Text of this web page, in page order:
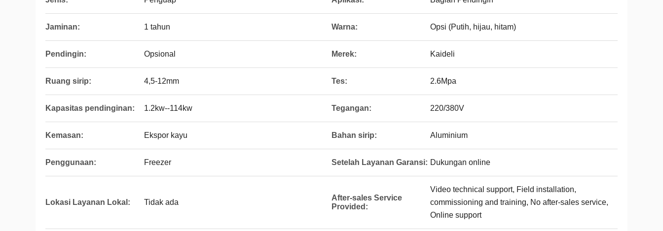
Jaminan: 1 tahun Warna: Opsi (Putih, hijau, hitam)
Pendingin: Opsional Merek: Kaideli
Ruang sirip: 4,5-12mm Tes: 2.6Mpa
Kapasitas pendinginan: 1.2kw--114kw Tegangan: 220/380V
Kemasan: Ekspor kayu Bahan sirip: Aluminium
Penggunaan: Freezer Setelah Layanan Garansi: Dukungan online
Lokasi Layanan Lokal: Tidak ada
After-sales Service
Provided:
Video technical support, Field installation,
commissioning and training, No after-sales service,
Online support